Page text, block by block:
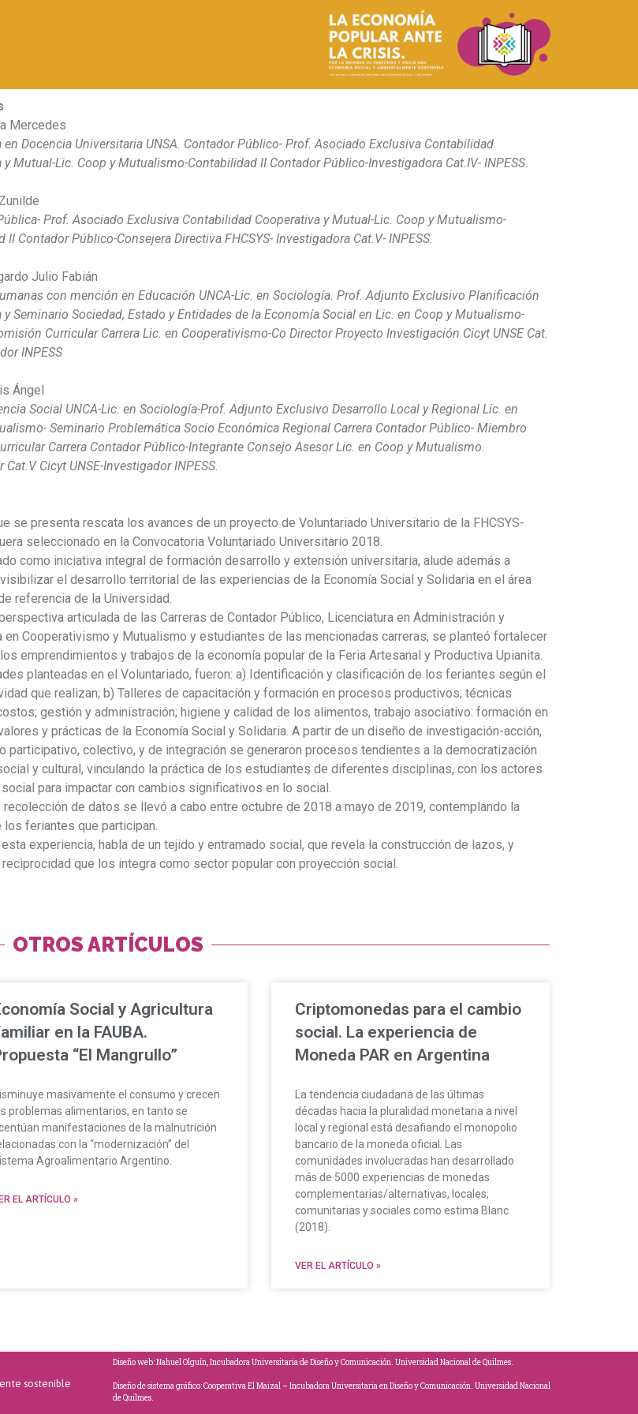
Mercedes
en Docencia Universitaria UNSA. Contador Público- Prof. Asociado Exclusiva Contabilidad
y Mutual-Lic. Coop y Mutualismo-Contabilidad II Contador Público-Investigadora Cat.IV- INPESS.
Prof. Asociado Exclusiva Contabilidad Cooperativa y Mutual-Lic. Coop y Mutualismo-
II Contador Público-Consejera Directiva FHCSYS- Investigadora Cat.V- INPESS.
Julio Fabián
con mención en Educación UNCA-Lic. en Sociología. Prof. Adjunto Exclusivo Planificación
y Seminario Sociedad, Estado y Entidades de la Economía Social en Lic. en Coop y Mutualismo-
Curricular Carrera Lic. en Cooperativismo-Co Director Proyecto Investigación Cicyt UNSE Cat.
INPESS
Ángel
Social UNCA-Lic. en Sociología-Prof. Adjunto Exclusivo Desarrollo Local y Regional Lic. en
Seminario Problemática Socio Económica Regional Carrera Contador Público- Miembro
Carrera Contador Público-Integrante Consejo Asesor Lic. en Coop y Mutualismo.
Cicyt UNSE-Investigador INPESS.
se presenta rescata los avances de un proyecto de Voluntariado Universitario de la FHCSYS-
seleccionado en la Convocatoria Voluntariado Universitario 2018.
como iniciativa integral de formación desarrollo y extensión universitaria, alude además a
el desarrollo territorial de las experiencias de la Economía Social y Solidaria en el área
referencia de la Universidad.
articulada de las Carreras de Contador Público, Licenciatura en Administración y
en Cooperativismo y Mutualismo y estudiantes de las mencionadas carreras, se planteó fortalecer
emprendimientos y trabajos de la economía popular de la Feria Artesanal y Productiva Upianita.
planteadas en el Voluntariado, fueron: a) Identificación y clasificación de los feriantes según el
que realizan; b) Talleres de capacitación y formación en procesos productivos; técnicas
gestión y administración; higiene y calidad de los alimentos, trabajo asociativo: formación en
y prácticas de la Economía Social y Solidaria. A partir de un diseño de investigación-acción,
participativo, colectivo, y de integración se generaron procesos tendientes a la democratización
y cultural, vinculando la práctica de los estudiantes de diferentes disciplinas, con los actores
para impactar con cambios significativos en lo social.
recolección de datos se llevó a cabo entre octubre de 2018 a mayo de 2019, contemplando la
los feriantes que participan.
experiencia, habla de un tejido y entramado social, que revela la construcción de lazos, y
que los integra como sector popular con proyección social.
OTROS ARTÍCULOS
Social y Agricultura
en la FAUBA.
“El Mangrullo”
masivamente el consumo y crecen
problemas alimentarios, en tanto se
manifestaciones de la malnutrición
con la “modernización” del
Agroalimentario Argentino.
EL ARTÍCULO »
Criptomonedas para el cambio
social. La experiencia de
Moneda PAR en Argentina
La tendencia ciudadana de las últimas
décadas hacia la pluralidad monetaria a nivel
local y regional está desafiando el monopolio
bancario de la moneda oficial. Las
comunidades involucradas han desarrollado
más de 5000 experiencias de monedas
complementarias/alternativas, locales,
comunitarias y sociales como estima Blanc
(2018).
VER EL ARTÍCULO »
sostenible
Diseño web: Nahuel Olguín, Incubadora Universitaria de Diseño y Comunicación. Universidad Nacional de Quilmes.
Diseño de sistema gráfico: Cooperativa El Maizal – Incubadora Universitaria en Diseño y Comunicación. Universidad Nacional
de Quilmes.